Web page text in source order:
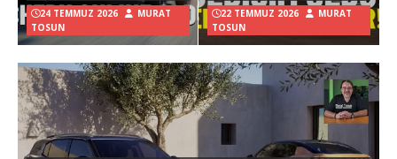
24 TEMMUZ 2026
MURAT
TOSUN
22 TEMMUZ 2026
MURAT
TOSUN